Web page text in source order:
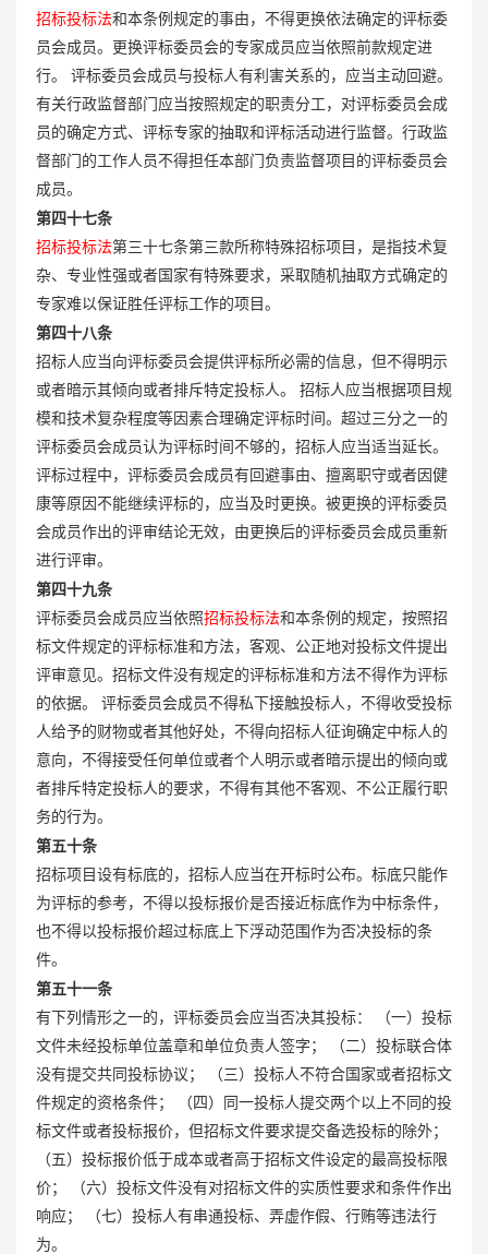
招标投标法和本条例规定的事由，不得更换依法确定的评标委
员会成员。更换评标委员会的专家成员应当依照前款规定进
行。 评标委员会成员与投标人有利害关系的，应当主动回避。
有关行政监督部门应当按照规定的职责分工，对评标委员会成
员的确定方式、评标专家的抽取和评标活动进行监督。行政监
督部门的工作人员不得担任本部门负责监督项目的评标委员会
成员。
第四十七条
招标投标法第三十七条第三款所称特殊招标项目，是指技术复
杂、专业性强或者国家有特殊要求，采取随机抽取方式确定的
专家难以保证胜任评标工作的项目。
第四十八条
招标人应当向评标委员会提供评标所必需的信息，但不得明示
或者暗示其倾向或者排斥特定投标人。 招标人应当根据项目规
模和技术复杂程度等因素合理确定评标时间。超过三分之一的
评标委员会成员认为评标时间不够的，招标人应当适当延长。
评标过程中，评标委员会成员有回避事由、擅离职守或者因健
康等原因不能继续评标的，应当及时更换。被更换的评标委员
会成员作出的评审结论无效，由更换后的评标委员会成员重新
进行评审。
第四十九条
评标委员会成员应当依照招标投标法和本条例的规定，按照招
标文件规定的评标标准和方法，客观、公正地对投标文件提出
评审意见。招标文件没有规定的评标标准和方法不得作为评标
的依据。 评标委员会成员不得私下接触投标人，不得收受投标
人给予的财物或者其他好处，不得向招标人征询确定中标人的
意向，不得接受任何单位或者个人明示或者暗示提出的倾向或
者排斥特定投标人的要求，不得有其他不客观、不公正履行职
务的行为。
第五十条
招标项目设有标底的，招标人应当在开标时公布。标底只能作
为评标的参考，不得以投标报价是否接近标底作为中标条件，
也不得以投标报价超过标底上下浮动范围作为否决投标的条
件。
第五十一条
有下列情形之一的，评标委员会应当否决其投标： （一）投标
文件未经投标单位盖章和单位负责人签字； （二）投标联合体
没有提交共同投标协议； （三）投标人不符合国家或者招标文
件规定的资格条件； （四）同一投标人提交两个以上不同的投
标文件或者投标报价，但招标文件要求提交备选投标的除外；
（五）投标报价低于成本或者高于招标文件设定的最高投标限
价； （六）投标文件没有对招标文件的实质性要求和条件作出
响应； （七）投标人有串通投标、弄虚作假、行贿等违法行
为。